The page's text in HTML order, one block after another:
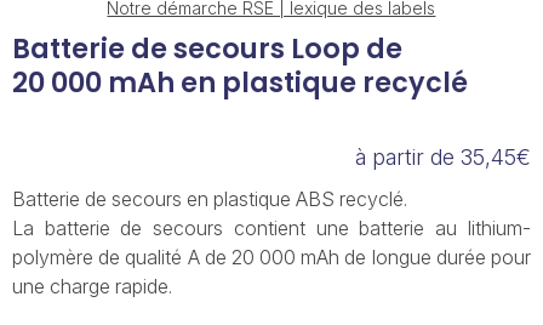
Notre démarche RSE | lexique des labels
Batterie de secours Loop de
20 000 mAh en plastique recyclé
à partir de 35,45€
Batterie de secours en plastique ABS recyclé.
La batterie de secours contient une batterie au lithium-
polymère de qualité A de 20 000 mAh de longue durée pour
une charge rapide.